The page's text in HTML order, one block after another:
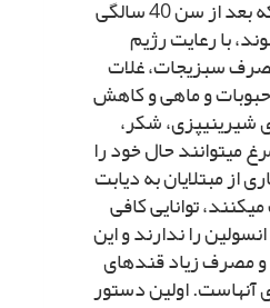
بسیارى از افرادى که بعد از سن 40 سالگى
با رعایت رژیم
سبزیجات، غلات
و ماهى و کاهش
شکر،
مى‏توانند حال خود را
از مبتلایان به دیابت
توانایى کافى
را ندارند و این
و مصرف زیاد قندهاى
اولین دستور